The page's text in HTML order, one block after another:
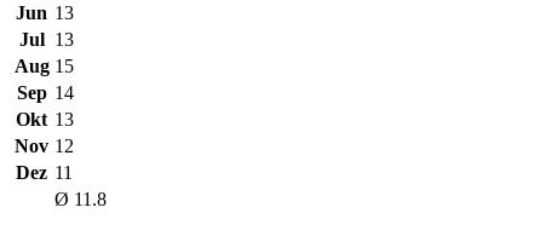
Jun 13
Jul 13
Aug 15
Sep 14
Okt 13
Nov 12
Dez 11
Ø 11.8